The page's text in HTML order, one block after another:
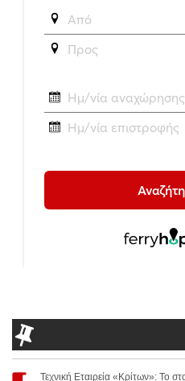
Τεχνική Εταιρεία «Κρίτων»: Το